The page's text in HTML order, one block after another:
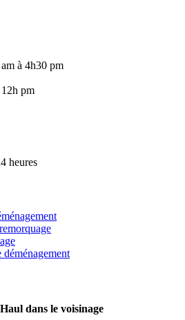
à 4h30 pm
pm
heures
déménagement
dans le voisinage